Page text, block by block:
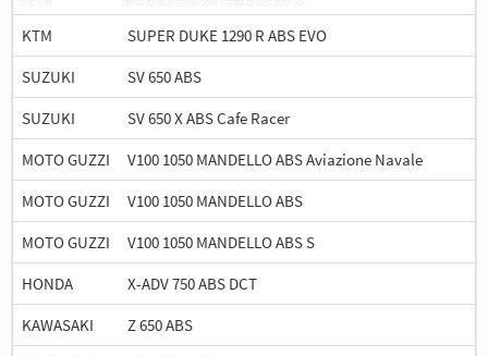
KTM
SUPER DUKE 1290 R ABS EVO
SUZUKI
SV 650 ABS
SUZUKI
SV 650 X ABS Cafe Racer
MOTO GUZZI
V100 1050 MANDELLO ABS Aviazione Navale
MOTO GUZZI
V100 1050 MANDELLO ABS
MOTO GUZZI
V100 1050 MANDELLO ABS S
HONDA
X-ADV 750 ABS DCT
KAWASAKI
Z 650 ABS